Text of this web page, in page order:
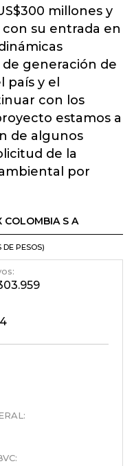
millones y
su entrada en
generación de
país y el
con los
estamos a
de algunos
de la
por